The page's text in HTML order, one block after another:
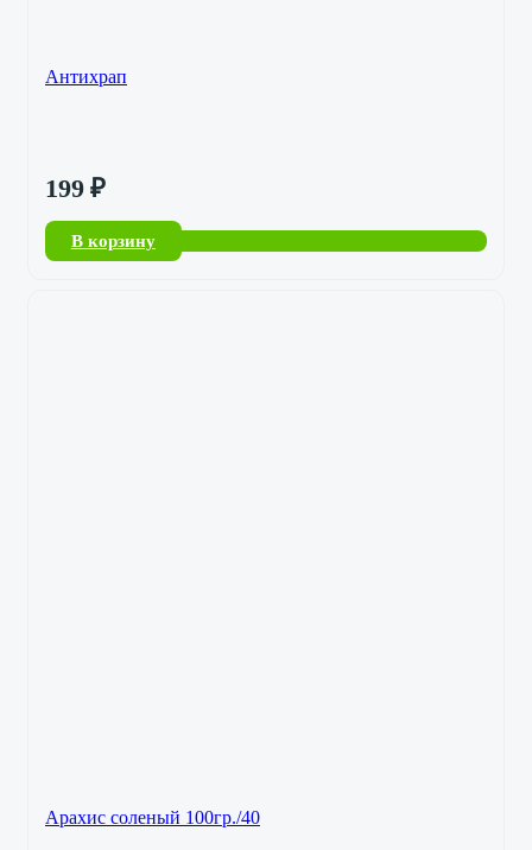
Антихрап
199 ₽
В корзину
Арахис соленый 100гр./40